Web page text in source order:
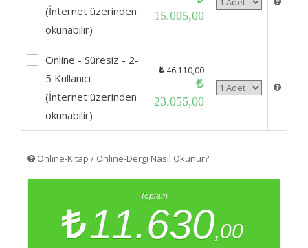
(İnternet üzerinden
okunabilir)
15.005,00
Online - Süresiz - 2-
5 Kullanıcı
(İnternet üzerinden
okunabilir)
46.110,00
23.055,00
Online-Kitap / Online-Dergi Nasıl Okunur?
Toplam
11.630,00